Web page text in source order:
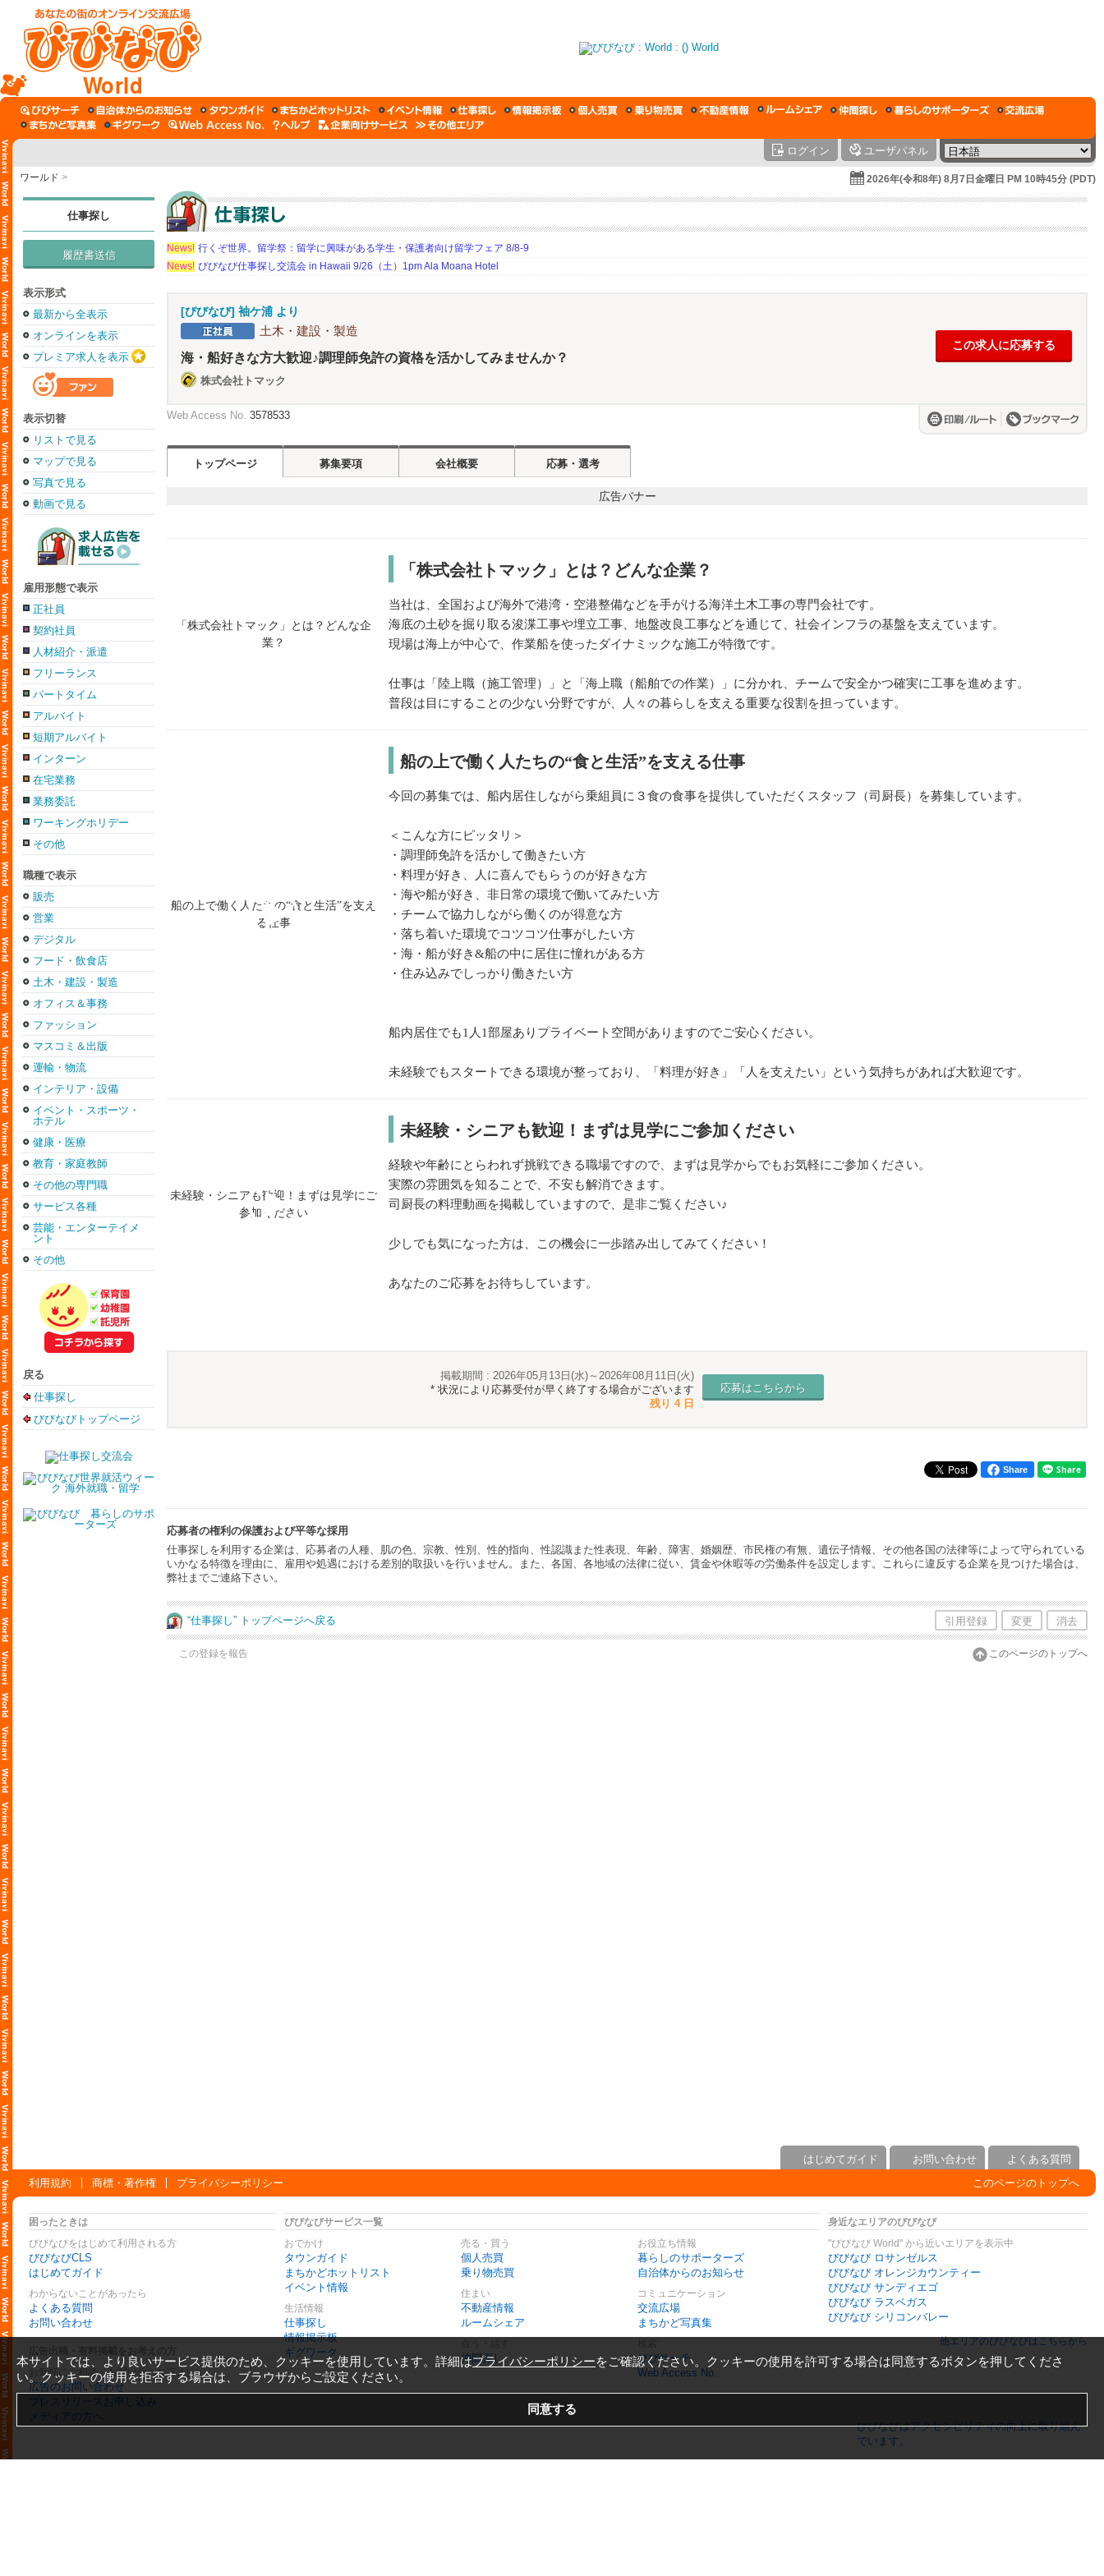
World
ログイン ユーザパネル
ワールド > 2026年(令和8年) 8月7日金曜日 PM 10時45分 (PDT)
仕事探し
履歴書送信
表示形式
最新から全表示
オンラインを表示
プレミア求人を表示
表示切替
リストで見る
マップで見る
写真で見る
動画で見る
雇用形態で表示
正社員
契約社員
人材紹介・派遣
フリーランス
パートタイム
アルバイト
短期アルバイト
インターン
在宅業務
業務委託
ワーキングホリデー
その他
職種で表示
販売
営業
デジタル
フード・飲食店
土木・建設・製造
オフィス＆事務
ファッション
マスコミ＆出版
運輸・物流
インテリア・設備
イベント・スポーツ・
ホテル
健康・医療
教育・家庭教師
その他の専門職
サービス各種
芸能・エンターテイメ
ント
その他
戻る
仕事探し
びびなびトップページ
News! 行くぞ世界。留学祭：留学に興味がある学生・保護者向け留学フェア 8/8-9
News! びびなび仕事探し交流会 in Hawaii 9/26（土）1pm Ala Moana Hotel
[びびなび] 袖ケ浦 より
土木・建設・製造
海・船好きな方大歓迎♪調理師免許の資格を活かしてみませんか？
株式会社トマック
この求人に応募する
Web Access No. 3578533
トップページ 募集要項 会社概要 応募・選考
「株式会社トマック」とは？どんな企業？
当社は、全国および海外で港湾・空港整備などを手がける海洋土木工事の専門会社です。
海底の土砂を掘り取る浚渫工事や埋立工事、地盤改良工事などを通じて、社会インフラの基盤を支えています。
現場は海上が中心で、作業船を使ったダイナミックな施工が特徴です。
仕事は「陸上職（施工管理）」と「海上職（船舶での作業）」に分かれ、チームで安全かつ確実に工事を進めます。
普段は目にすることの少ない分野ですが、人々の暮らしを支える重要な役割を担っています。
船の上で働く人たちの“食と生活”を支える仕事
今回の募集では、船内居住しながら乗組員に３食の食事を提供していただくスタッフ（司厨長）を募集しています。
＜こんな方にピッタリ＞
・調理師免許を活かして働きたい方
・料理が好き、人に喜んでもらうのが好きな方
・海や船が好き、非日常の環境で働いてみたい方
・チームで協力しながら働くのが得意な方
・落ち着いた環境でコツコツ仕事がしたい方
・海・船が好き&船の中に居住に憧れがある方
・住み込みでしっかり働きたい方
船内居住でも1人1部屋ありプライベート空間がありますのでご安心ください。
未経験でもスタートできる環境が整っており、「料理が好き」「人を支えたい」という気持ちがあれば大歓迎です。
未経験・シニアも歓迎！まずは見学にご参加ください
経験や年齢にとらわれず挑戦できる職場ですので、まずは見学からでもお気軽にご参加ください。
実際の雰囲気を知ることで、不安も解消できます。
司厨長の料理動画を掲載していますので、是非ご覧ください♪
少しでも気になった方は、この機会に一歩踏み出してみてください！
あなたのご応募をお待ちしています。
掲載期間 : 2026年05月13日(水)～2026年08月11日(火)
* 状況により応募受付が早く終了する場合がございます
残り 4 日
応募はこちらから
Share
応募者の権利の保護および平等な採用
仕事探しを利用する企業は、応募者の人種、肌の色、宗教、性別、性的指向、性認識また性表現、年齢、障害、婚姻歴、市民権の有無、遺伝子情報、その他各国の法律等によって守られている
いかなる特徴を理由に、雇用や処遇における差別的取扱いを行いません。また、各国、各地域の法律に従い、賃金や休暇等の労働条件を設定します。これらに違反する企業を見つけた場合は、
弊社までご連絡下さい。
“仕事探し” トップページへ戻る 引用登録 変更 消去
この登録を報告 このページのトップへ
はじめてガイド お問い合わせ
よくある質問
利用規約
商標・著作権 プライバシーポリシー このページのトップへ
困ったときは
びびなびをはじめて利用される方
びびなびCLS
はじめてガイド
わからないことがあったら
よくある質問
お問い合わせ
お気軽にご相談・お問い合わせ下さい
広告のお問い合わせ
プレスリリースお申し込み
メディアの方へ
びびなびサービス一覧
おでかけ
タウンガイド
まちかどホットリスト
イベント情報
生活情報
仕事探し
情報掲示板
ギグワーク
売る・買う
個人売買
乗り物売買
住まい
不動産情報
ルームシェア
仲間探し
お役立ち情報
暮らしのサポーターズ
自治体からのお知らせ
コミュニケーション
交流広場
まちかど写真集
びびサーチ
Web Access No.
身近なエリアのびびなび
"びびなび World" から近いエリアを表示中
びびなび ロサンゼルス
びびなび オレンジカウンティー
びびなび サンディエゴ
びびなび ラスベガス
びびなび シリコンバレー
他エリアのびびなびはこちらから
びびなびはアクセシビリティの向上に取り組ん
でいます。
本サイトでは、より良いサービス提供のため、クッキーを使用しています。詳細はプライバシーポリシーをご確認ください。クッキーの使用を許可する場合は同意するボタンを押してくださ
い。クッキーの使用を拒否する場合は、ブラウザからご設定ください。